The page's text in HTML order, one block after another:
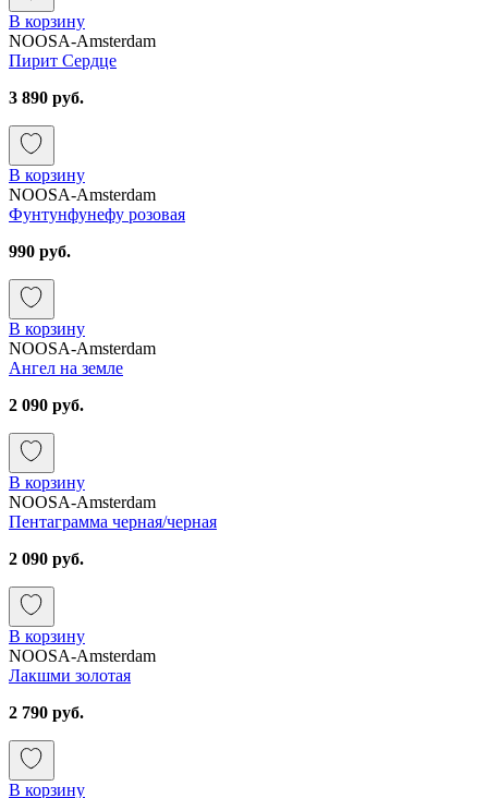
В корзину
NOOSA-Amsterdam
Пирит Сердце
3 890 руб.
В корзину
NOOSA-Amsterdam
Фунтунфунефу розовая
990 руб.
В корзину
NOOSA-Amsterdam
Ангел на земле
2 090 руб.
В корзину
NOOSA-Amsterdam
Пентаграмма черная/черная
2 090 руб.
В корзину
NOOSA-Amsterdam
Лакшми золотая
2 790 руб.
В корзину